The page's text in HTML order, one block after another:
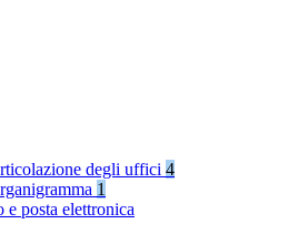
degli uffici 4
1
e posta elettronica